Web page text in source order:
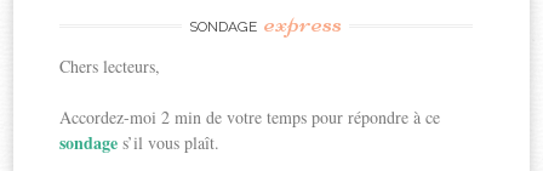
SONDAGE express
Chers lecteurs,
Accordez-moi 2 min de votre temps pour répondre à ce
sondages’il vous plaît.